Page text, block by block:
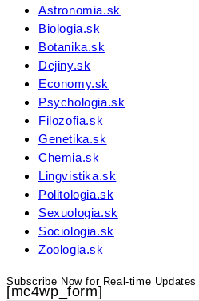
Astronomia.sk
Biologia.sk
Botanika.sk
Dejiny.sk
Economy.sk
Psychologia.sk
Filozofia.sk
Genetika.sk
Chemia.sk
Lingvistika.sk
Politologia.sk
Sexuologia.sk
Sociologia.sk
Zoologia.sk
Subscribe Now for Real-time
[mc4wp_form]